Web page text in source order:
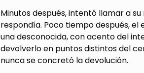
Minutos después, intentó llamar a
respondía. Poco tiempo después, el
una desconocida, con acento del
devolverlo en puntos distintos del
nunca se concretó la devolución.